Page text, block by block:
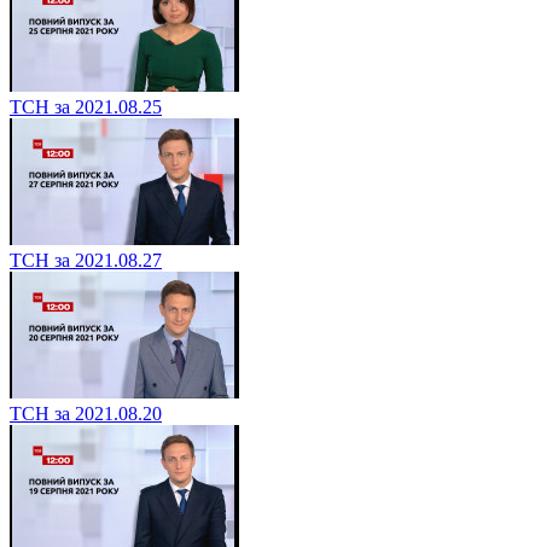
ТСН за 2021.08.25
ТСН за 2021.08.27
ТСН за 2021.08.20